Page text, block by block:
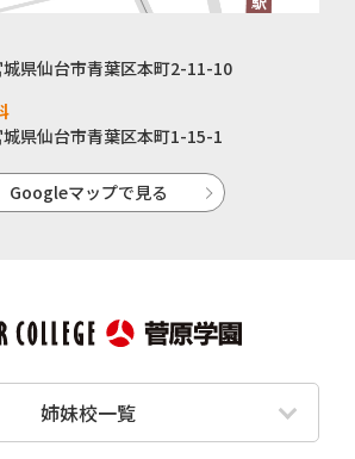
県仙台市青葉区本町2-11-10
県仙台市青葉区本町1-15-1
Googleマップで見る
姉妹校一覧